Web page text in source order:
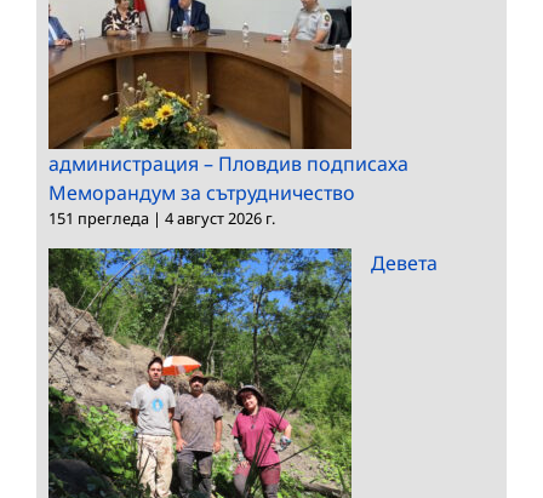
администрация – Пловдив подписаха
Меморандум за сътрудничество
151 прегледа | 4 август 2026 г.
Девета